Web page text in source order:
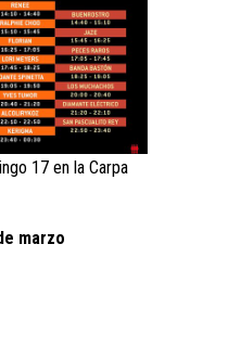
17 en la Carpa
marzo